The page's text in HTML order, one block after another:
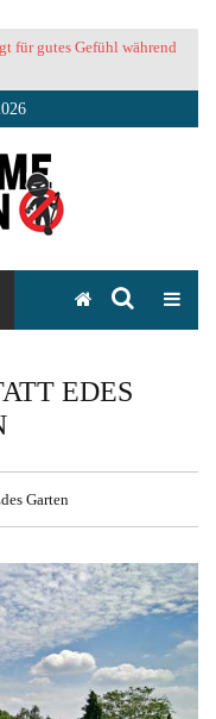
für gutes Gefühl während
EDES
Garten